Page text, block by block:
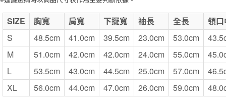
SIZE 胸寬 肩寬 下擺寬 袖長 全長
領
S
48.5cm 41.0cm 39.5cm 23.0cm 53.0cm
M
51.0cm 42.0cm 42.0cm 24.0cm 55.0cm
L
53.5cm 43.0cm 44.5cm 25.0cm 57.0cm
XL
56.0cm 44.0cm 47.0cm 26.0cm 59.0cm